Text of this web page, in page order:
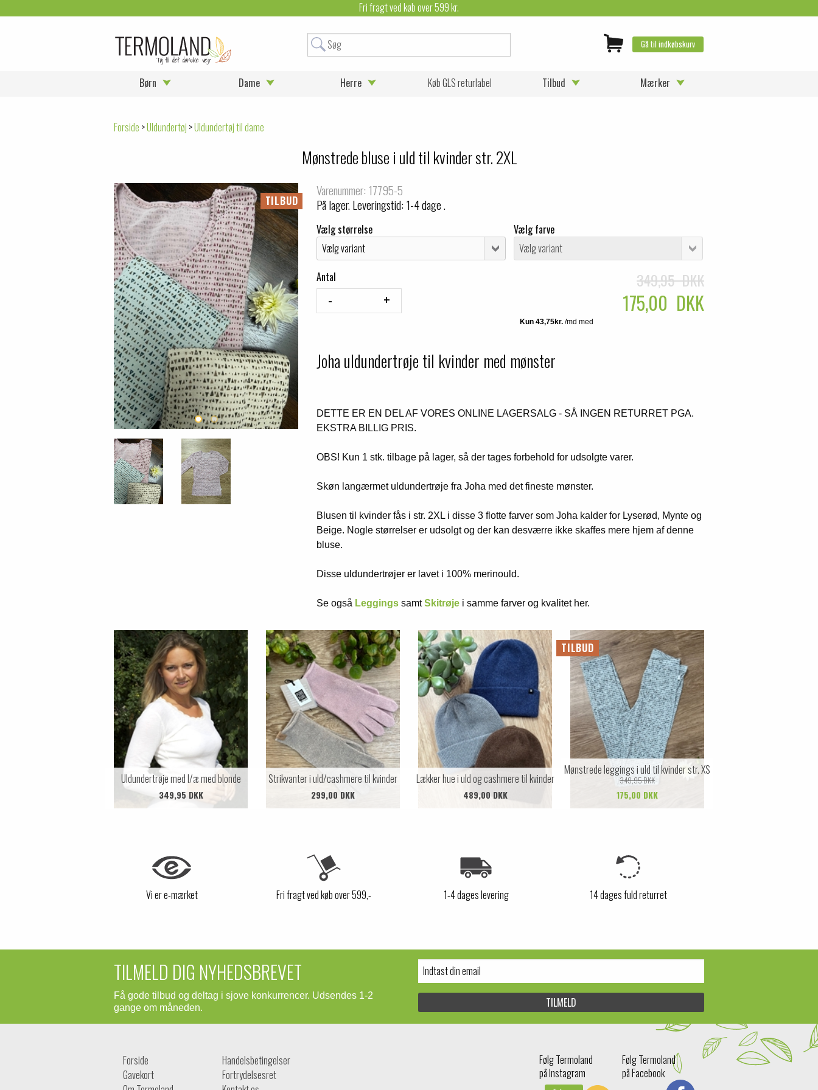
Fri fragt ved køb over 599 kr.
Gå til indkøbskurv
Børn Dame Herre Køb GLS returlabel Tilbud Mærker
Forside >Uldundertøj >Uldundertøj til dame
Mønstrede bluse i uld til kvinder str. 2XL
TILBUD
Varenummer: 17795-5
På lager. Leveringstid: 1-4 dage .
Vælg størrelse Vælg farve
Antal 349,95 DKK
175,00 DKK
Joha uldundertrøje til kvinder med mønster
DETTE ER EN DEL AF VORES ONLINE LAGERSALG - SÅ INGEN RETURRET PGA.
EKSTRA BILLIG PRIS.
OBS! Kun 1 stk. tilbage på lager, så der tages forbehold for udsolgte varer.
Skøn langærmet uldundertrøje fra Joha med det fineste mønster.
Blusen til kvinder fås i str. 2XL i disse 3 flotte farver som Joha kalder for Lyserød, Mynte og
Beige. Nogle størrelser er udsolgt og der kan desværre ikke skaffes mere hjem af denne
bluse.
Disse uldundertrøjer er lavet i 100% merinould.
Se også Leggings samtSkitrøje i samme farver og kvalitet her.
Uldundertrøje med l/æ med blonde
349,95 DKK
Strikvanter i uld/cashmere til kvinder
299,00 DKK
Lækker hue i uld og cashmere til kvinder
489,00 DKK
TILBUD
Mønstrede leggings i uld til kvinder str. XS
349,95 DKK
175,00 DKK
Vi er e-mærket Fri fragt ved køb over 599,- 1-4 dages levering 14 dages fuld returret
TILMELD DIG NYHEDSBREVET
Få gode tilbud og deltag i sjove konkurrencer. Udsendes 1-2
gange om måneden.
Forside
Gavekort
Handelsbetingelser
Fortrydelsesret
Følg Termoland
på Facebook
Følg Termoland
på Instagram